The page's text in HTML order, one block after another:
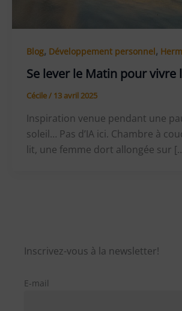
Blog, Développement personnel,
Se lever le Matin pour vivre
Cécile/ 13 avril 2025
Inspiration venue pendant une
soleil… Pas d’IA ici. Chambre à
lit, une femme dort allongée sur
Inscrivez-vous à la newsletter!
E-mail